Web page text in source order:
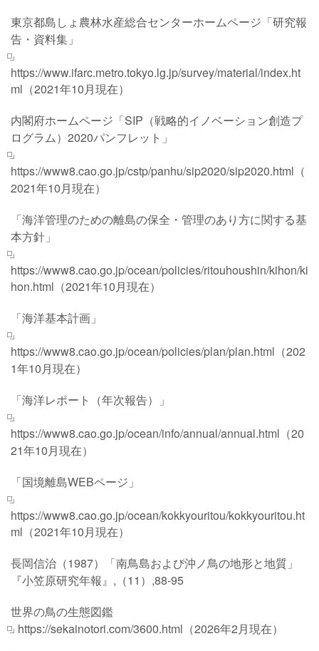
東京都島しょ農林水産総合センターホームページ「研究報
告・資料集」
https://www.ifarc.metro.tokyo.lg.jp/survey/material/index.ht
ml （2021年10月現在）
内閣府ホームページ「SIP（戦略的イノベーション創造プ
ログラム）2020パンフレット」
https://www8.cao.go.jp/cstp/panhu/sip2020/sip2020.html （
2021年10月現在）
「海洋管理のための離島の保全・管理のあり方に関する基
本方針」
https://www8.cao.go.jp/ocean/policies/ritouhoushin/kihon/ki
hon.html （2021年10月現在）
「海洋基本計画」
https://www8.cao.go.jp/ocean/policies/plan/plan.html （202
1年10月現在）
「海洋レポート（年次報告）」
https://www8.cao.go.jp/ocean/info/annual/annual.html （20
21年10月現在）
「国境離島WEBページ」
https://www8.cao.go.jp/ocean/kokkyouritou/kokkyouritou.ht
ml （2021年10月現在）
長岡信治（1987）「南鳥島および沖ノ鳥の地形と地質」
『小笠原研究年報』,（11）,88-95
世界の鳥の生態図鑑
https://sekainotori.com/3600.html （2026年2月現在）